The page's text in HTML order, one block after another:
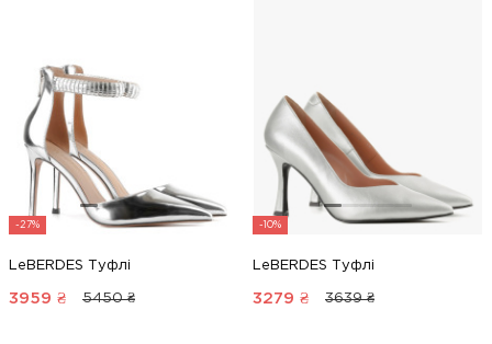
-27%
LeBERDES Туфлі
3959 ₴ 5450 ₴
-10%
LeBERDES Туфлі
3279 ₴ 3639 ₴